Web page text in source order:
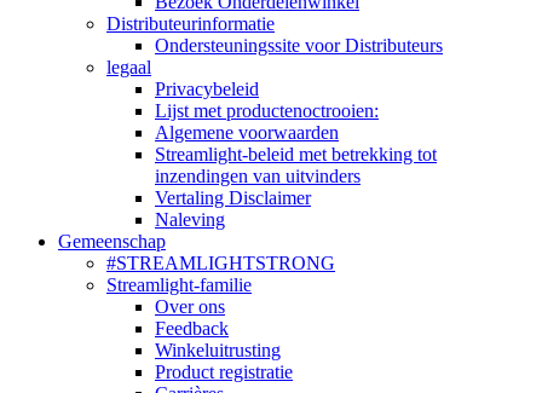
Distributeurinformatie
Ondersteuningssite voor Distributeurs
legaal
Privacybeleid
Lijst met productenoctrooien:
Algemene voorwaarden
Streamlight-beleid met betrekking tot
inzendingen van uitvinders
Vertaling Disclaimer
Naleving
Gemeenschap
#STREAMLIGHTSTRONG
Streamlight-familie
Over ons
Feedback
Winkeluitrusting
Product registratie